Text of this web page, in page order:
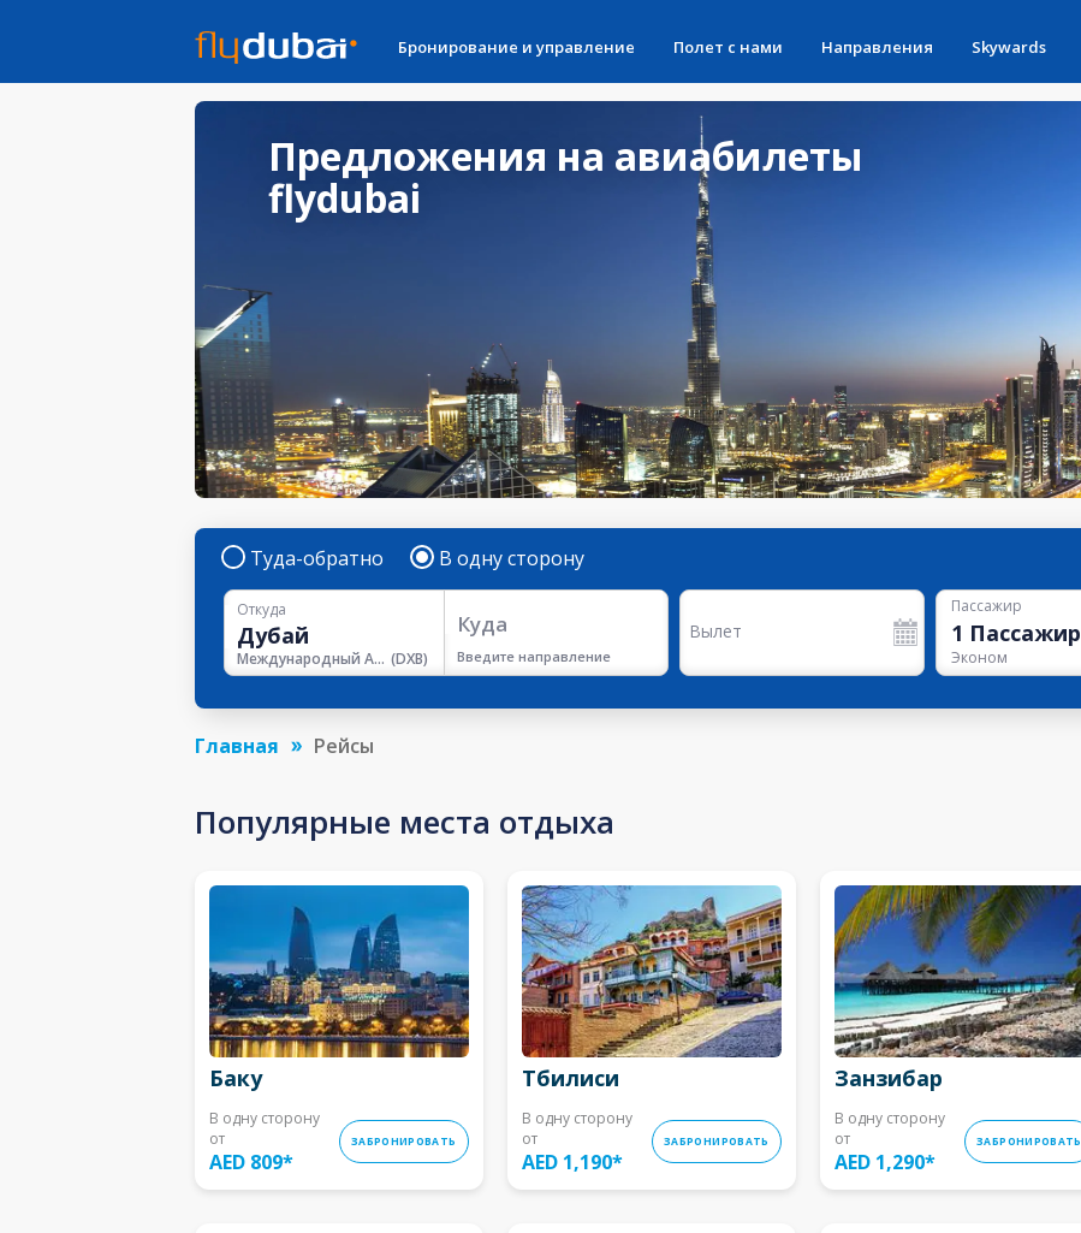
Бронирование и управление Полет с нами Направления Skywards
Предложения на авиабилеты
flydubai
Туда-обратно В одну сторону
Откуда
Международный Аэропорт Дубая (DXB)
Куда
Введите направление
Вылет
Пассажир
1 Пассажир
Эконом
Главная Рейсы
Популярные места отдыха
Баку
В одну сторону
от
AED 809*
ЗАБРОНИРОВАТЬ
Тбилиси
В одну сторону
от
AED 1,190*
ЗАБРОНИРОВАТЬ
Занзибар
В одну сторону
от
AED 1,290*
ЗАБРОНИРОВАТЬ